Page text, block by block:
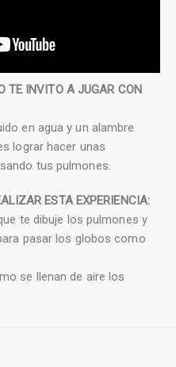
TE INVITO A JUGAR CON
en agua y un alambre
lograr hacer unas
tus pulmones.
ESTA EXPERIENCIA:
te dibuje los pulmones y
pasar los globos como
se llenan de aire los